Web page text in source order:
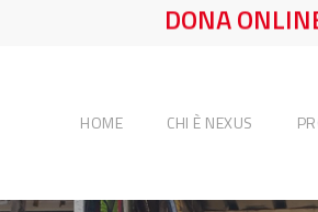
DONA
HOME CHI È NEXUS